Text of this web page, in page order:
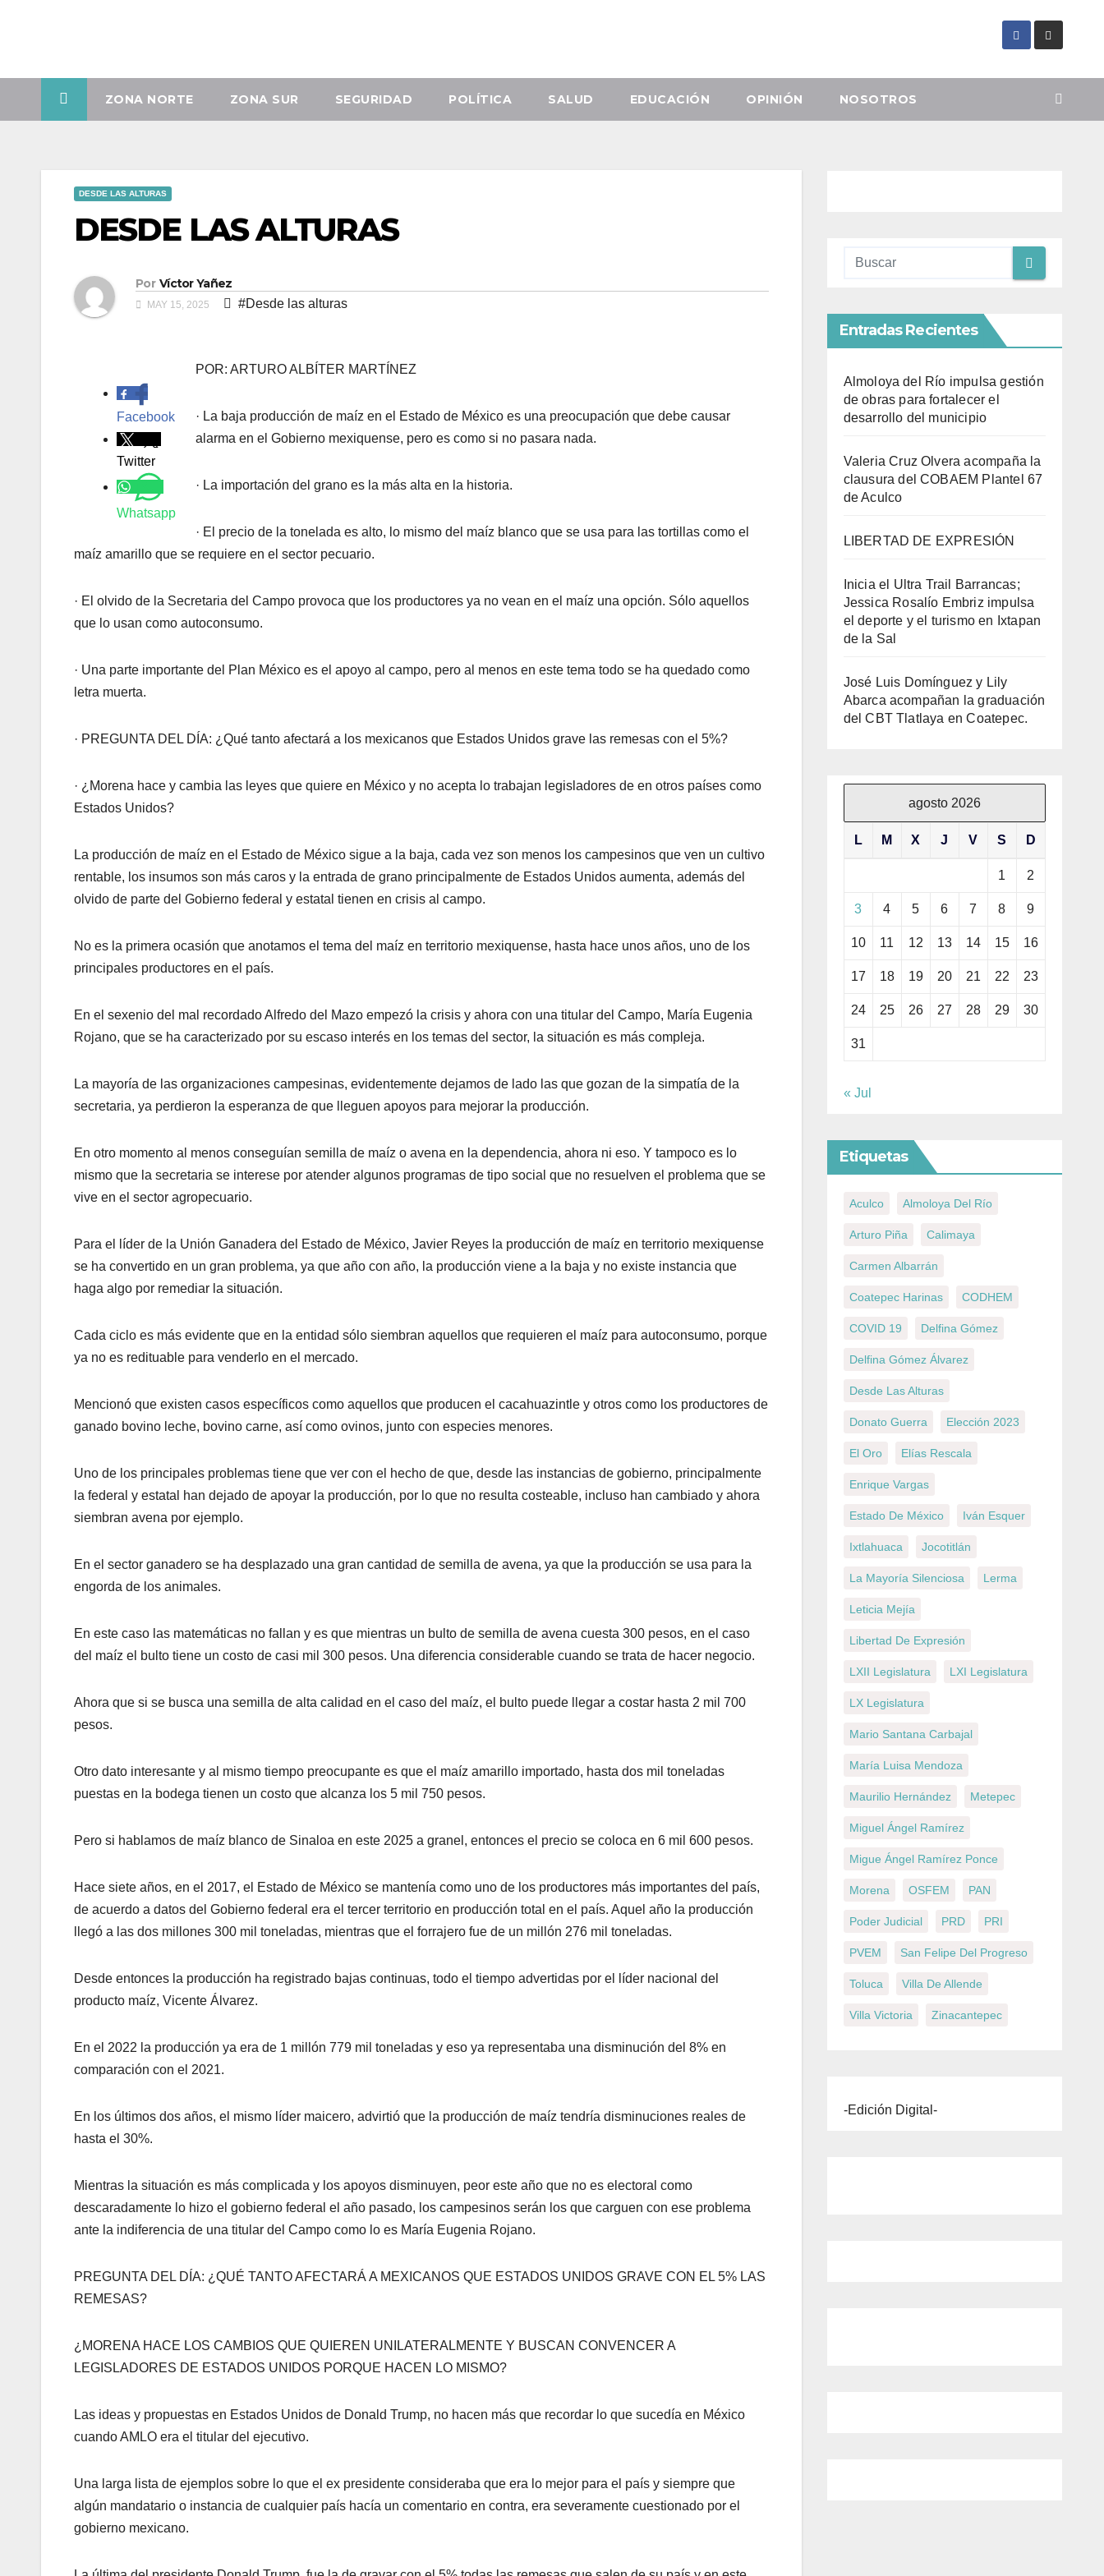
ZONA NORTE ZONA SUR SEGURIDAD POLÍTICA SALUD EDUCACIÓN OPINIÓN NOSOTROS
DESDE LAS ALTURAS
DESDE LAS ALTURAS
Por Víctor Yañez
MAY 15, 2025 #Desde las alturas
Facebook
Twitter
Whatsapp
POR: ARTURO ALBÍTER MARTÍNEZ
· La baja producción de maíz en el Estado de México es una preocupación que debe causar
alarma en el Gobierno mexiquense, pero es como si no pasara nada.
· La importación del grano es la más alta en la historia.
· El precio de la tonelada es alto, lo mismo del maíz blanco que se usa para las tortillas como el
maíz amarillo que se requiere en el sector pecuario.
· El olvido de la Secretaria del Campo provoca que los productores ya no vean en el maíz una opción. Sólo aquellos
que lo usan como autoconsumo.
· Una parte importante del Plan México es el apoyo al campo, pero al menos en este tema todo se ha quedado como
letra muerta.
· PREGUNTA DEL DÍA: ¿Qué tanto afectará a los mexicanos que Estados Unidos grave las remesas con el 5%?
· ¿Morena hace y cambia las leyes que quiere en México y no acepta lo trabajan legisladores de en otros países como
Estados Unidos?
La producción de maíz en el Estado de México sigue a la baja, cada vez son menos los campesinos que ven un cultivo
rentable, los insumos son más caros y la entrada de grano principalmente de Estados Unidos aumenta, además del
olvido de parte del Gobierno federal y estatal tienen en crisis al campo.
No es la primera ocasión que anotamos el tema del maíz en territorio mexiquense, hasta hace unos años, uno de los
principales productores en el país.
En el sexenio del mal recordado Alfredo del Mazo empezó la crisis y ahora con una titular del Campo, María Eugenia
Rojano, que se ha caracterizado por su escaso interés en los temas del sector, la situación es más compleja.
La mayoría de las organizaciones campesinas, evidentemente dejamos de lado las que gozan de la simpatía de la
secretaria, ya perdieron la esperanza de que lleguen apoyos para mejorar la producción.
En otro momento al menos conseguían semilla de maíz o avena en la dependencia, ahora ni eso. Y tampoco es lo
mismo que la secretaria se interese por atender algunos programas de tipo social que no resuelven el problema que se
vive en el sector agropecuario.
Para el líder de la Unión Ganadera del Estado de México, Javier Reyes la producción de maíz en territorio mexiquense
se ha convertido en un gran problema, ya que año con año, la producción viene a la baja y no existe instancia que
haga algo por remediar la situación.
Cada ciclo es más evidente que en la entidad sólo siembran aquellos que requieren el maíz para autoconsumo, porque
ya no es redituable para venderlo en el mercado.
Mencionó que existen casos específicos como aquellos que producen el cacahuazintle y otros como los productores de
ganado bovino leche, bovino carne, así como ovinos, junto con especies menores.
Uno de los principales problemas tiene que ver con el hecho de que, desde las instancias de gobierno, principalmente
la federal y estatal han dejado de apoyar la producción, por lo que no resulta costeable, incluso han cambiado y ahora
siembran avena por ejemplo.
En el sector ganadero se ha desplazado una gran cantidad de semilla de avena, ya que la producción se usa para la
engorda de los animales.
En este caso las matemáticas no fallan y es que mientras un bulto de semilla de avena cuesta 300 pesos, en el caso
del maíz el bulto tiene un costo de casi mil 300 pesos. Una diferencia considerable cuando se trata de hacer negocio.
Ahora que si se busca una semilla de alta calidad en el caso del maíz, el bulto puede llegar a costar hasta 2 mil 700
pesos.
Otro dato interesante y al mismo tiempo preocupante es que el maíz amarillo importado, hasta dos mil toneladas
puestas en la bodega tienen un costo que alcanza los 5 mil 750 pesos.
Pero si hablamos de maíz blanco de Sinaloa en este 2025 a granel, entonces el precio se coloca en 6 mil 600 pesos.
Hace siete años, en el 2017, el Estado de México se mantenía como uno de los productores más importantes del país,
de acuerdo a datos del Gobierno federal era el tercer territorio en producción total en el país. Aquel año la producción
llegó a las dos millones 300 mil toneladas, mientras que el forrajero fue de un millón 276 mil toneladas.
Desde entonces la producción ha registrado bajas continuas, todo el tiempo advertidas por el líder nacional del
producto maíz, Vicente Álvarez.
En el 2022 la producción ya era de 1 millón 779 mil toneladas y eso ya representaba una disminución del 8% en
comparación con el 2021.
En los últimos dos años, el mismo líder maicero, advirtió que la producción de maíz tendría disminuciones reales de
hasta el 30%.
Mientras la situación es más complicada y los apoyos disminuyen, peor este año que no es electoral como
descaradamente lo hizo el gobierno federal el año pasado, los campesinos serán los que carguen con ese problema
ante la indiferencia de una titular del Campo como lo es María Eugenia Rojano.
PREGUNTA DEL DÍA: ¿QUÉ TANTO AFECTARÁ A MEXICANOS QUE ESTADOS UNIDOS GRAVE CON EL 5% LAS
REMESAS?
¿MORENA HACE LOS CAMBIOS QUE QUIEREN UNILATERALMENTE Y BUSCAN CONVENCER A
LEGISLADORES DE ESTADOS UNIDOS PORQUE HACEN LO MISMO?
Las ideas y propuestas en Estados Unidos de Donald Trump, no hacen más que recordar lo que sucedía en México
cuando AMLO era el titular del ejecutivo.
Una larga lista de ejemplos sobre lo que el ex presidente consideraba que era lo mejor para el país y siempre que
algún mandatario o instancia de cualquier país hacía un comentario en contra, era severamente cuestionado por el
gobierno mexicano.
Entradas Recientes
Almoloya del Río impulsa gestión
de obras para fortalecer el
desarrollo del municipio
Valeria Cruz Olvera acompaña la
clausura del COBAEM Plantel 67
de Aculco
LIBERTAD DE EXPRESIÓN
Inicia el Ultra Trail Barrancas;
Jessica Rosalío Embriz impulsa
el deporte y el turismo en Ixtapan
de la Sal
José Luis Domínguez y Lily
Abarca acompañan la graduación
del CBT Tlatlaya en Coatepec.
agosto 2026
L M X J V S D
1 2
3 4 5 6 7 8 9
10 11 12 13 14 15 16
17 18 19 20 21 22 23
24 25 26 27 28 29 30
31
« Jul
Etiquetas
Aculco Almoloya Del Río
Arturo Piña Calimaya
Carmen Albarrán
Coatepec Harinas CODHEM
COVID 19 Delfina Gómez
Delfina Gómez Álvarez
Desde Las Alturas
Donato Guerra Elección 2023
El Oro Elías Rescala
Enrique Vargas
Estado De México Iván Esquer
Ixtlahuaca Jocotitlán
La Mayoría Silenciosa Lerma
Leticia Mejía
Libertad De Expresión
LXII Legislatura LXI Legislatura
LX Legislatura
Mario Santana Carbajal
María Luisa Mendoza
Maurilio Hernández Metepec
Miguel Ángel Ramírez
Migue Ángel Ramírez Ponce
Morena OSFEM PAN
Poder Judicial PRD PRI
PVEM San Felipe Del Progreso
Toluca Villa De Allende
Villa Victoria Zinacantepec
-Edición Digital-